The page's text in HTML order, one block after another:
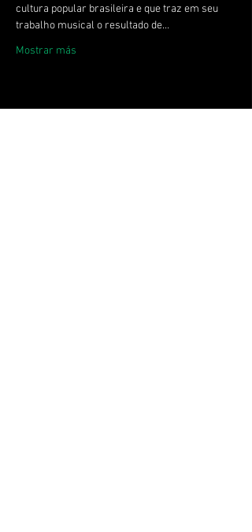
cultura popular brasileira e que traz em seu
trabalho musical o resultado de…
Mostrar más